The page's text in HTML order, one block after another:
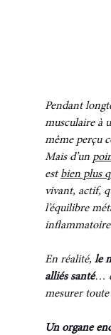
Pendant
musculaire à
même perçu
Mais d’un
est bien plus
vivant, actif,
l’équilibre
En réalité, le
alliés santé…
mesurer
Un organe